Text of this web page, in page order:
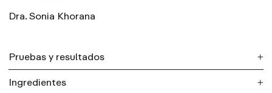
Dra. Sonia Khorana
Pruebas y resultados
Ingredientes